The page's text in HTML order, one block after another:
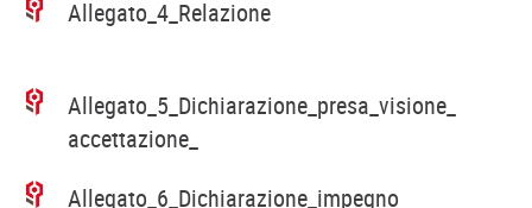
Allegato_4_Relazione
Allegato_5_Dichiarazione_presa_visione_
accettazione_
Allegato_6_Dichiarazione_impegno